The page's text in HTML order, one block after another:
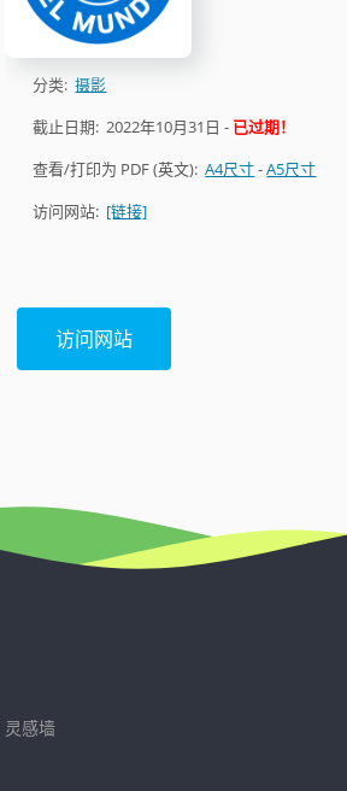
分类:摄影
截止日期:2022年10月31日 - 已过期！
查看/打印为 PDF (英文):A4尺寸-A5尺寸
访问网站: [链接]
访问网站
灵感墙